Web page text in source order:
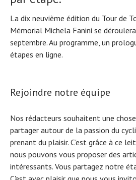
La dix neuvième édition du Tour de
Mémorial Michela Fanini se
septembre. Au programme, un
étapes en ligne.
Rejoindre notre équipe
Nos rédacteurs souhaitent une
partager autour de la passion du
prenant du plaisir. C'est grâce à ce
nous pouvons vous proposer des
intéressants. Vous partagez notre